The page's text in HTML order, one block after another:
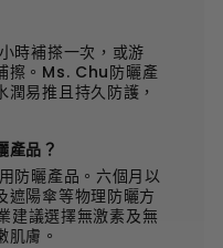
時補搽一次，或游
擦。Ms. Chu防曬產
易推且持久防護，
產品？
防曬產品。六個月以
遮陽傘等物理防曬方
建議選擇無激素及無
肌膚。